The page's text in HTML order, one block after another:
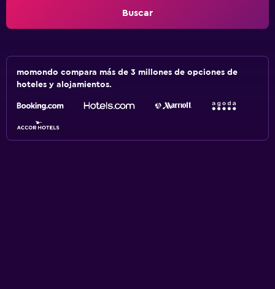
Buscar
momondo compara más de 3 millones de opciones de
hoteles y alojamientos.